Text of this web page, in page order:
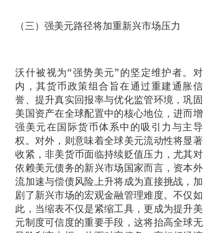
（三）强美元路径将加重新兴市场压力
沃什被视为“强势美元”的坚定维护者。对
内，其货币政策组合旨在通过重建通胀信
誉、提升真实回报率与优化监管环境，巩固
美国资产在全球配置中的核心地位，进而增
强美元在国际货币体系中的吸引力与主导
权。对外，则意味着全球美元流动性将显著
收紧，非美货币面临持续贬值压力，尤其对
依赖美元债务的新兴市场国家而言，资本外
流加速与偿债风险上升将成为直接挑战，加
剧了新兴市场的宏观金融管理难度。不仅如
此，当缩表不仅是紧缩工具，更成为提升美
元制度可信度的重要手段，这将抬高全球无